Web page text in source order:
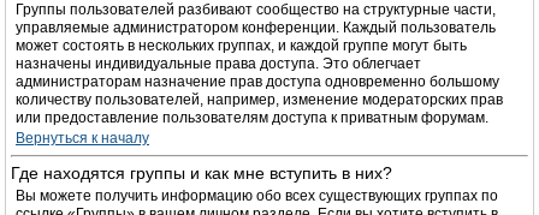
Группы пользователей разбивают сообщество на структурные части,
управляемые администратором конференции. Каждый пользователь
может состоять в нескольких группах, и каждой группе могут быть
назначены индивидуальные права доступа. Это облегчает
администраторам назначение прав доступа одновременно большому
количеству пользователей, например, изменение модераторских прав
или предоставление пользователям доступа к приватным форумам.
Вернуться к началу
Где находятся группы и как мне вступить в них?
Вы можете получить информацию обо всех существующих группах по